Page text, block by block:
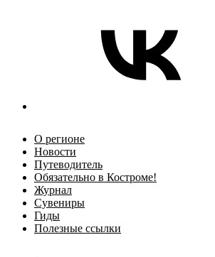
О регионе
Новости
Путеводитель
Обязательно в Костроме!
Журнал
Сувениры
Гиды
Полезные ссылки